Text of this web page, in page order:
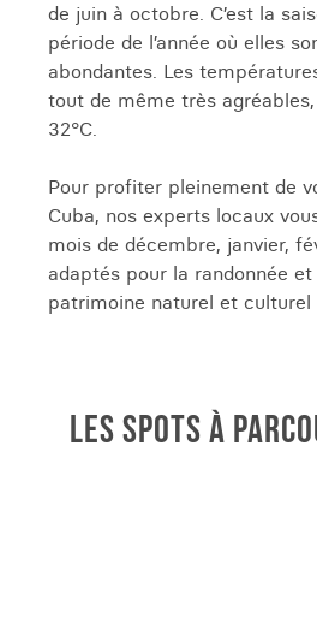
de juin à octobre. C’est la
période de l’année où elles
abondantes. Les
tout de même très
32°C.
Pour profiter pleinement de
Cuba, nos experts locaux
mois de décembre, janvier,
adaptés pour la randonnée
patrimoine naturel et culturel
LES SPOTS À